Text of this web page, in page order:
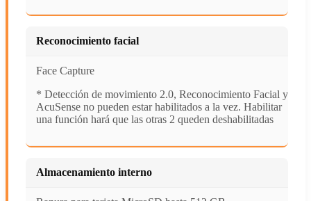
Reconocimiento facial
Face Capture
* Detección de movimiento 2.0, Reconocimiento Facial y
AcuSense no pueden estar habilitados a la vez. Habilitar
una función hará que las otras 2 queden deshabilitadas
Almacenamiento interno